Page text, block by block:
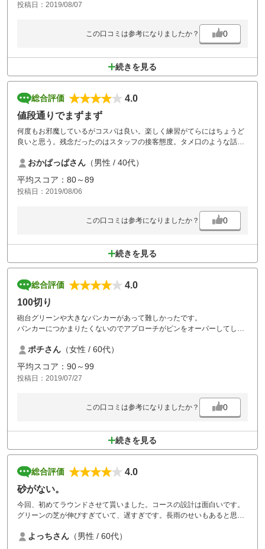
投稿日：2019/08/07
この口コミは参考になりましたか？ 0
続きを見る
総合評価
4.0
値段通りでまずまず
何度もお邪魔しているがコスパは良い。楽しく練習がてらにはちょうど
良いと思う。残念だったのはスタッフの接客態度。タメ口のような話し
おかぱっぱさん （男性 / 40代）
平均スコア：80～89
投稿日：2019/08/06
この口コミは参考になりましたか？ 0
続きを見る
総合評価
4.0
100切り
砲台グリーンや大きなバンカーがあって難しかったです。
バンカーにつかまりたくないのでアプローチがピンをオーバーしてしま
ポチさん （女性 / 60代）
平均スコア：90～99
投稿日：2019/07/27
この口コミは参考になりましたか？ 0
続きを見る
総合評価
4.0
砂がない。
今回、初めてラウンドさせて貰いました。コースの設計は面白いです。
グリーンの芝が伸びすぎていて、遅すぎです。長雨のせいもあると思い
は入れて欲しいと思います。バンカーでボールを直接打たないと出せな
よっちさん （男性 / 60代）